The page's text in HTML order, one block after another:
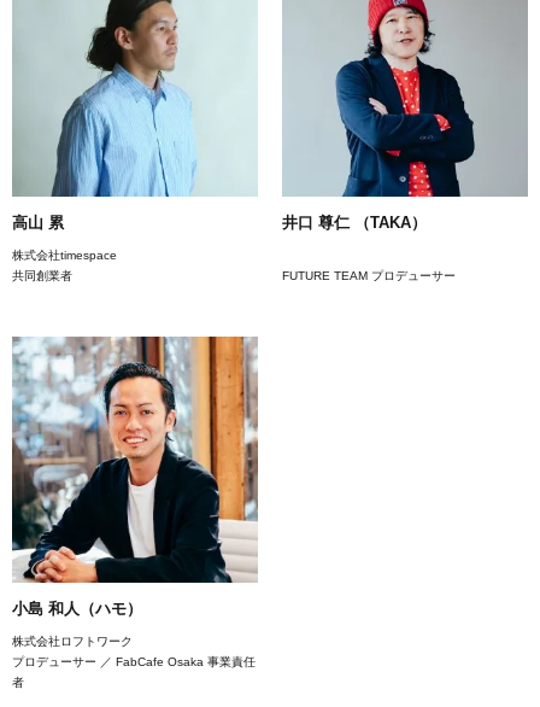
高山 累
株式会社timespace
共同創業者
井口 尊仁 （TAKA）
FUTURE TEAM プロデューサー
小島 和人（ハモ）
株式会社ロフトワーク
プロデューサー ／ FabCafe Osaka 事業責任
者